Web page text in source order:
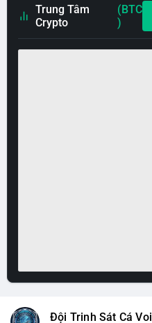
Trung Tâm
Crypto
(BTC
)
Đội Trinh Sát Cá Voi